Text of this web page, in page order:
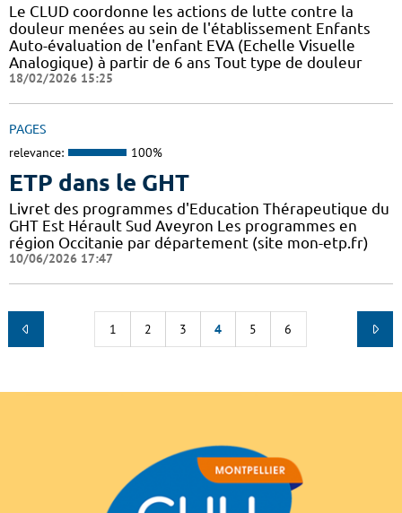
Le CLUD coordonne les actions de lutte contre la
douleur menées au sein de l'établissement Enfants
Auto-évaluation de l'enfant EVA (Echelle Visuelle
Analogique) à partir de 6 ans Tout type de douleur
18/02/2026 15:25
PAGES
relevance: 100%
ETP dans le GHT
Livret des programmes d'Education Thérapeutique du
GHT Est Hérault Sud Aveyron Les programmes en
région Occitanie par département (site mon-etp.fr)
10/06/2026 17:47
1 2 3 4 5 6